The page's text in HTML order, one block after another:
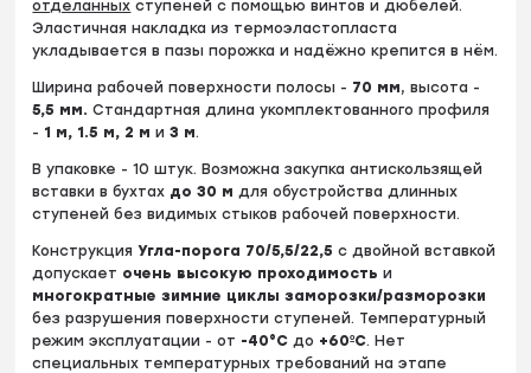
отделанных ступеней с помощью винтов и дюбелей.
Эластичная накладка из термоэластопласта
укладывается в пазы порожка и надёжно крепится в нём.
Ширина рабочей поверхности полосы - 70 мм, высота -
5,5 мм.Стандартная длина укомплектованного профиля
- 1 м, 1.5 м, 2 ми3 м.
В упаковке - 10 штук. Возможна закупка антискользящей
вставки в бухтах до 30 м для обустройства длинных
ступеней без видимых стыков рабочей поверхности.
КонструкцияУгла-порога 70/5,5/22,5c двойной вставкой
допускает очень высокую проходимость и
многократные зимние циклы заморозки/разморозки
без разрушения поверхности ступеней. Температурный
режим эксплуатации - от -40°С до +60ºС. Нет
специальных температурных требований на этапе